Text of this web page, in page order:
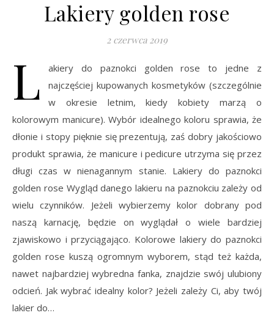
Lakiery golden rose
2 czerwca 2019
L
akiery do paznokci golden rose to jedne z
najczęściej kupowanych kosmetyków (szczególnie
w okresie letnim, kiedy kobiety marzą o
kolorowym manicure). Wybór idealnego koloru sprawia, że
dłonie i stopy pięknie się prezentują, zaś dobry jakościowo
produkt sprawia, że manicure i pedicure utrzyma się przez
długi czas w nienagannym stanie. Lakiery do paznokci
golden rose Wygląd danego lakieru na paznokciu zależy od
wielu czynników. Jeżeli wybierzemy kolor dobrany pod
naszą karnację, będzie on wyglądał o wiele bardziej
zjawiskowo i przyciągająco. Kolorowe lakiery do paznokci
golden rose kuszą ogromnym wyborem, stąd też każda,
nawet najbardziej wybredna fanka, znajdzie swój ulubiony
odcień. Jak wybrać idealny kolor? Jeżeli zależy Ci, aby twój
lakier do…